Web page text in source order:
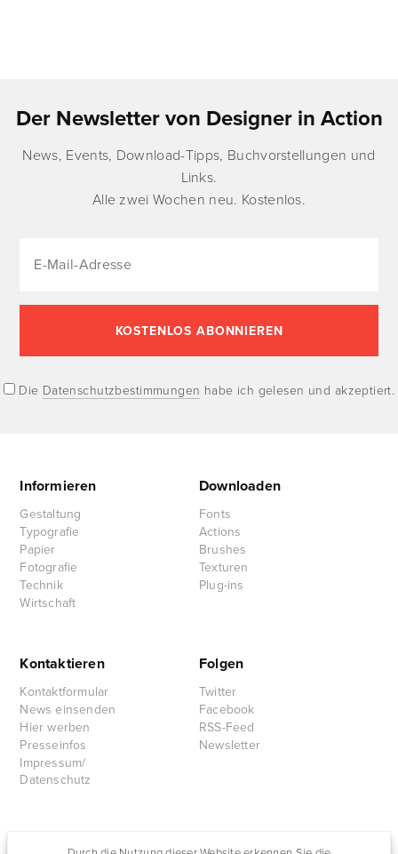
Der Newsletter von Designer in Action
News, Events, Download-Tipps, Buchvorstellungen und
Links.
Alle zwei Wochen neu. Kostenlos.
Die Datenschutzbestimmungen habe ich gelesen und akzeptiert.
Informieren
Gestaltung
Typografie
Papier
Fotografie
Technik
Wirtschaft
Downloaden
Fonts
Actions
Brushes
Texturen
Plug-ins
Kontaktieren
Kontaktformular
News einsenden
Hier werben
Presseinfos
Impressum/
Datenschutz
Folgen
Twitter
Facebook
RSS-Feed
Newsletter